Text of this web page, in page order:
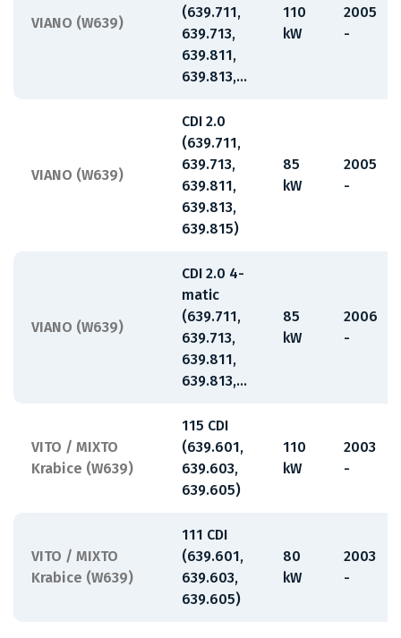
VIANO (W639)
(639.711,
639.713,
639.811,
639.813,...
110
kW
2005
-
VIANO (W639)
CDI 2.0
(639.711,
639.713,
639.811,
639.813,
639.815)
85
kW
2005
-
VIANO (W639)
CDI 2.0 4-
matic
(639.711,
639.713,
639.811,
639.813,...
85
kW
2006
-
VITO / MIXTO
Krabice (W639)
115 CDI
(639.601,
639.603,
639.605)
110
kW
2003
-
VITO / MIXTO
Krabice (W639)
111 CDI
(639.601,
639.603,
639.605)
80
kW
2003
-